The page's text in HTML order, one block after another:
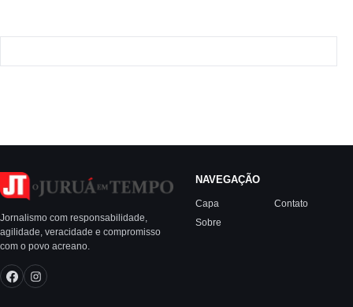
Jornalismo com responsabilidade,
agilidade, veracidade e compromisso
com o povo acreano.
NAVEGAÇÃO
Capa
Sobre
Contato